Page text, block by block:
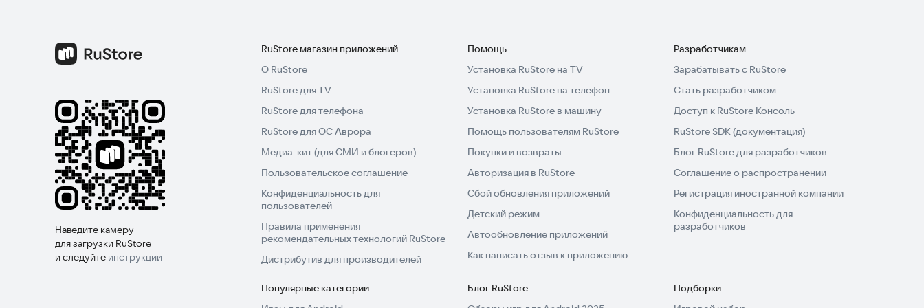
Наведите камеру
для загрузки RuStore
и следуйте инструкции
RuStore магазин приложений
О RuStore
RuStore для TV
RuStore для телефона
RuStore для ОС Аврора
Медиа-кит (для СМИ и блогеров)
Пользовательское соглашение
Конфиденциальность для
пользователей
Правила применения
рекомендательных технологий RuStore
Дистрибутив для производителей
Помощь
Установка RuStore на TV
Установка RuStore на телефон
Установка RuStore в машину
Помощь пользователям RuStore
Покупки и возвраты
Авторизация в RuStore
Сбой обновления приложений
Детский режим
Автообновление приложений
Как написать отзыв к приложению
Разработчикам
Зарабатывать с RuStore
Стать разработчиком
Доступ к RuStore Консоль
RuStore SDK (документация)
Блог RuStore для разработчиков
Соглашение о распространении
Регистрация иностранной компании
Конфиденциальность для
разработчиков
Популярные категории
Блог RuStore
Подборки